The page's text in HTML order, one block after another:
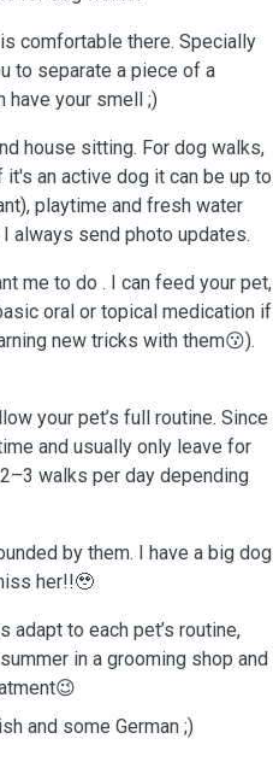
comfortable there. Specially
to separate a piece of a
have your smell ;)
house sitting. For dog walks,
an active dog it can be up to
playtime and fresh water
always send photo updates.
me to do . I can feed your pet,
oral or topical medication if
new tricks with them😗).
your pet’s full routine. Since
and usually only leave for
walks per day depending
by them. I have a big dog
her!!🥹
adapt to each pet’s routine,
in a grooming shop and
and some German ;)